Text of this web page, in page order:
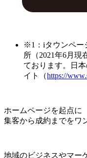
※1：iタウンペー
所（2021年6月現
ております。日
イト（https://
ホームページを起点に
集客から成約までをワ
地域のビジネスやマー